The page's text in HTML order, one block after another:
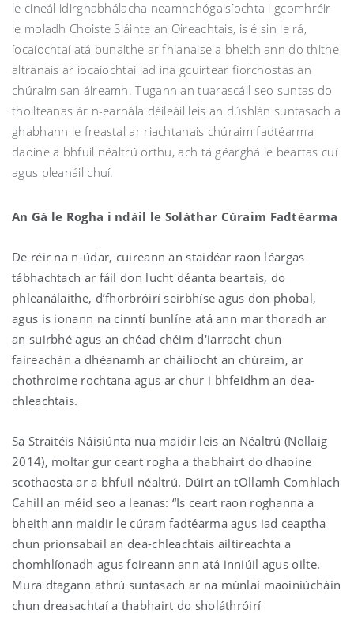
le cineál idirghabhálacha neamhchógaisíochta i gcomhréir
le moladh Choiste Sláinte an Oireachtais, is é sin le rá,
íocaíochtaí atá bunaithe ar fhianaise a bheith ann do thithe
altranais ar íocaíochtaí iad ina gcuirtear fíorchostas an
chúraim san áireamh. Tugann an tuarascáil seo suntas do
thoilteanas ár n-earnála déileáil leis an dúshlán suntasach a
ghabhann le freastal ar riachtanais chúraim fadtéarma
daoine a bhfuil néaltrú orthu, ach tá géarghá le beartas cuí
agus pleanáil chuí.
An Gá le Rogha i ndáil le Soláthar Cúraim Fadtéarma
De réir na n-údar, cuireann an staidéar raon léargas
tábhachtach ar fáil don lucht déanta beartais, do
phleanálaithe, d’fhorbróirí seirbhíse agus don phobal,
agus is ionann na cinntí bunlíne atá ann mar thoradh ar
an suirbhé agus an chéad chéim d'iarracht chun
faireachán a dhéanamh ar cháilíocht an chúraim, ar
chothroime rochtana agus ar chur i bhfeidhm an dea-
chleachtais.
Sa Straitéis Náisiúnta nua maidir leis an Néaltrú (Nollaig
2014), moltar gur ceart rogha a thabhairt do dhaoine
scothaosta ar a bhfuil néaltrú. Dúirt an tOllamh Comhlach
Cahill an méid seo a leanas: “Is ceart raon roghanna a
bheith ann maidir le cúram fadtéarma agus iad ceaptha
chun prionsabail an dea-chleachtais ailtireachta a
chomhlíonadh agus foireann ann atá inniúil agus oilte.
Mura dtagann athrú suntasach ar na múnlaí maoiniúcháin
chun dreasachtaí a thabhairt do sholáthróirí